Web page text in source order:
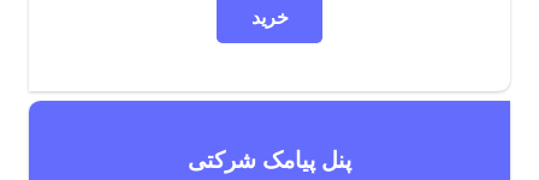
خرید
پنل پیامک شرکتی